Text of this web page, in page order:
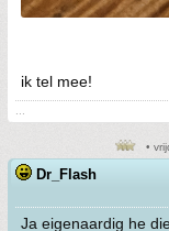
ik tel mee!
...
•
Dr_Flash
Ja eigenaardig he